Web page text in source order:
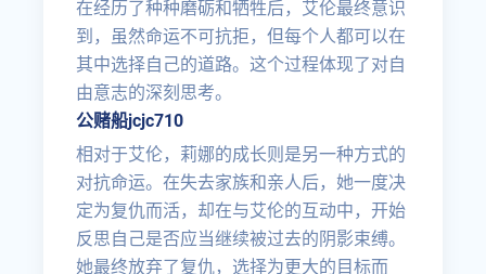
在经历了种种磨砺和牺牲后，艾伦最终意识
到，虽然命运不可抗拒，但每个人都可以在
其中选择自己的道路。这个过程体现了对自
由意志的深刻思考。
公赌船jcjc710
相对于艾伦，莉娜的成长则是另一种方式的
对抗命运。在失去家族和亲人后，她一度决
定为复仇而活，却在与艾伦的互动中，开始
反思自己是否应当继续被过去的阴影束缚。
她最终放弃了复仇，选择为更大的目标而